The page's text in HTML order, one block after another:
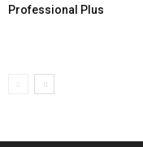
Professional Plus